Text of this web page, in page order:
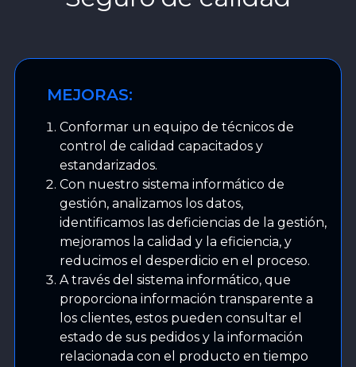
MEJORAS:
Conformar un equipo de técnicos de
control de calidad capacitados y
estandarizados.
Con nuestro sistema informático de
gestión, analizamos los datos,
identificamos las deficiencias de la gestión,
mejoramos la calidad y la eficiencia, y
reducimos el desperdicio en el proceso.
A través del sistema informático, que
proporciona información transparente a
los clientes, estos pueden consultar el
estado de sus pedidos y la información
relacionada con el producto en tiempo